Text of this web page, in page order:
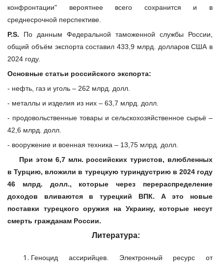
конфронтации" вероятнее всего сохранится и в
среднесрочной перспективе.
P.S. По данным Федеральной таможенной службы России,
общий объём экспорта составил 433,9 млрд. долларов США в
2024 году.
Основные статьи российского экспорта:
- нефть, газ и уголь – 262 млрд. долл.
- металлы и изделия из них – 63,7 млрд. долл.
- продовольственные товары и сельскохозяйственное сырьё –
42,6 млрд. долл.
- вооружение и военная техника – 13,75 млрд. долл.
При этом 6,7 млн. российских туристов, влюбленных
в Турцию, вложили в турецкую туриндустрию в 2024 году
46 млрд. долл., которые через перераспределение
доходов вливаются в турецкий ВПК. А это новые
поставки турецкого оружия на Украину, которые несут
смерть гражданам России.
Литература:
Геноцид ассирийцев. Электронный ресурс от